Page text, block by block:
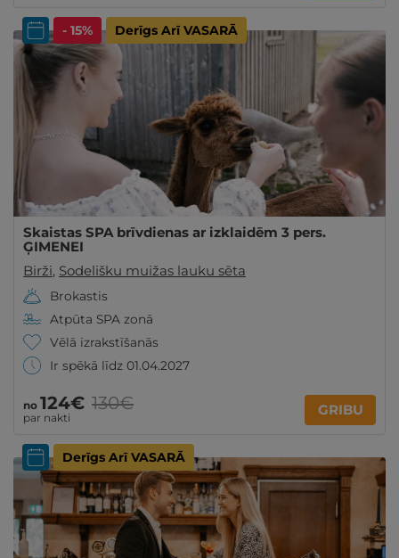
- 15% Derīgs Arī VASARĀ
Skaistas SPA brīvdienas ar izklaidēm 3 pers.
ĢIMENEI
Birži, Sodelišku muižas lauku sēta
Brokastis
Atpūta SPA zonā
Vēlā izrakstīšanās
Ir spēkā līdz 01.04.2027
no 124€
par nakti
130€ GRIBU
Derīgs Arī VASARĀ